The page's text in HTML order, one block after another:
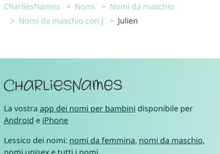
CharliesNames Nomi
Nomi da maschio
Nomi da maschio con J
Julien
La vostra app dei nomi per bambini disponibile per
Android e iPhone
Lessico dei nomi: nomi da femmina, nomi da maschio,